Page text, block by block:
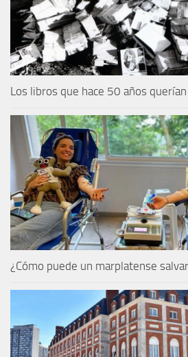
Los libros que hace 50 años
¿Cómo puede un marplatense